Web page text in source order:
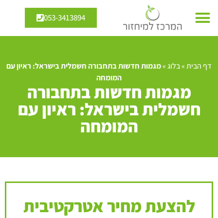
053-3413894
דף הבית»בלוג»מגמות חדשות בתחבורה חשמלית בישראל: ראיון עם
המומחה
מגמות חדשות בתחבורה
חשמלית בישראל: ראיון עם
המומחה
להצעת מחיר אטרקטיבית